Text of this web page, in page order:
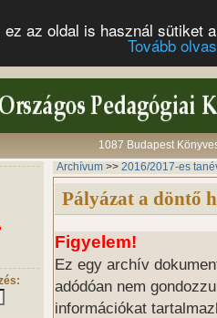
az oldal is használ sütiket
Tovább
1087 Budapest
Archívum >> 2016/2017-es
Pályázat a döntő
Figyelem!
Ez egy archív
adódóan nem
információkat